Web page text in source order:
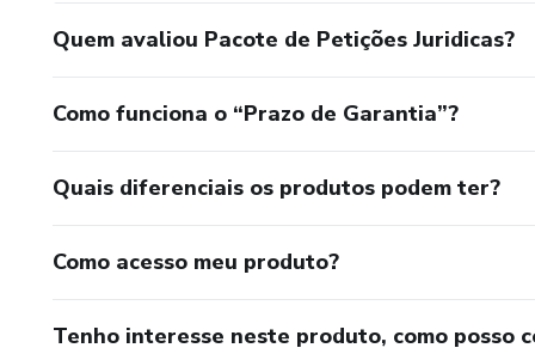
Quem avaliou Pacote de Petições Juridicas?
Como funciona o “Prazo de Garantia”?
Quais diferenciais os produtos podem ter?
Como acesso meu produto?
Tenho interesse neste produto, como posso